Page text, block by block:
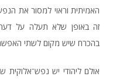
האמיתית וראוי למסור את
זה באופן שלא תעלה על
בהכרח שיש מקום לשתי
אולם ליהודי יש